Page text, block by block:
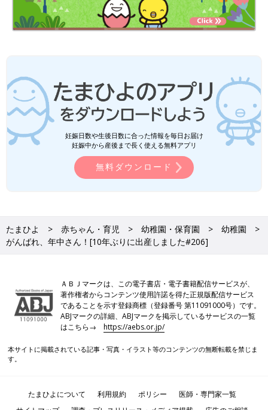
妊娠日数や生後日数に合った情報を毎日お届け
妊娠中から産後まで長く使える無料アプリ
無料ダウンロード
たまひよ 赤ちゃん・育児 幼稚園・保育園
幼稚園
がんばれ、年中さん！[10年ぶりに出産しました#206]
ＡＢＪマークは、この電子書店・電子書籍配信サービスが、
著作権者からコンテンツ使用許諾を得た正規版配信サービス
であることを示す登録商標（登録番号 第11091000号）です。
ABJマークの詳細、ABJマークを掲示しているサービスの一覧
はこちら→https://aebs.or.jp/
本サイトに掲載されている記事・写真・イラスト等のコンテンツの無断転載を禁じま
す。
たまひよについて 利用規約 ポリシー
医師・専門家一覧